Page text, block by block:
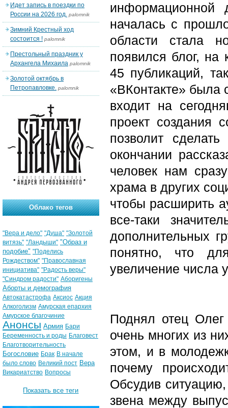
информационной
началась с
области стала
появился блог, на
45 публикаций,
«ВКонтакте» была
входит на
проект создания
позволит
окончании
человек нам
храма в других
чтобы расширить
все-таки
дополнительных
понятно, что
увеличение числа
Поднял отец
очень многих из
этом, и в
почему
Обсудив
звена между
Идет запись в поездки по
России на 2026 год. palomnik
Зимний Крестный ход
состоится ! palomnik
Престольный праздник у
Архангела Михаила palomnik
Золотой октябрь в
Петропавловке. palomnik
Облако тегов
"Вера и дело" "Душа" "Золотой
витязь" "Ландыши" "Образ и
подобие" "Поделись
Рождеством" "Православная
инициатива" "Радость веры"
"Синдром радости" Аборигены
Аборты и демография
Автокатастрофа Аксиос Акция
Алкоголизм Амурская епархия
Амурское благочиние
Анонсы Армия Бари
Беременность и роды Благовест
Благотворительность
Богословие Брак В начале
было слово Великий пост Вера
Викариатство Вопросы
Показать все теги